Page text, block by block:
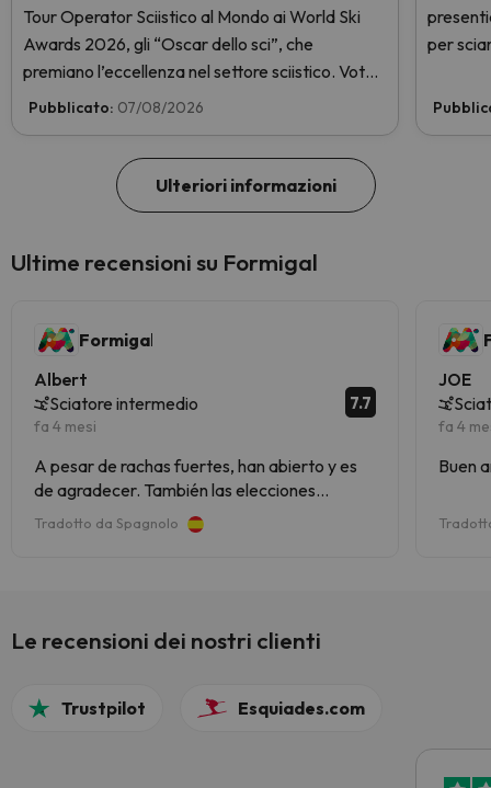
Tour Operator Sciistico al Mondo ai World Ski
Awards 2026, gli “Oscar dello sci”, che
premiano l’eccellenza nel settore sciistico. Vota
subito e aiutaci a arrivare in cima!
Pubblicato: 07/08/2026
per
Ulteriori informazioni
Ultime recensioni su Formigal
Formigal
Albert
Sciatore intermedio
fa 4 mesi
7.7
A pesar de rachas fuertes, han abierto y es
de agradecer. También las elecciones
durante las mañanas favorecieron prolongar
la jornada, con algo de suerte. Al retornar,
Tradotto da Spagnolo
JOE
fa 4
Buen
Le recensioni dei nostri clienti
Trustpilot Esquiades.com